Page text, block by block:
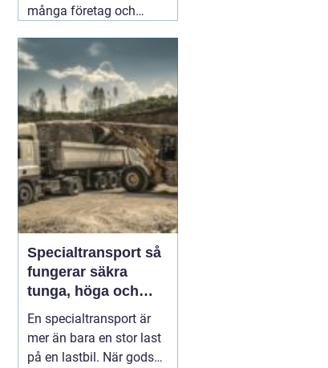
många företag och
kombinera lång
hållbarhet, snygg finish
och minskad
miljöpåverkan. I en stad
med hårt klimat, mycket
slitage och höga krav på
kvalitet01 augusti 2026
Specialtransport så
fungerar säkra
tunga, höga och
breda transporter
En specialtransport är
mer än bara en stor last
på en lastbil. När gods